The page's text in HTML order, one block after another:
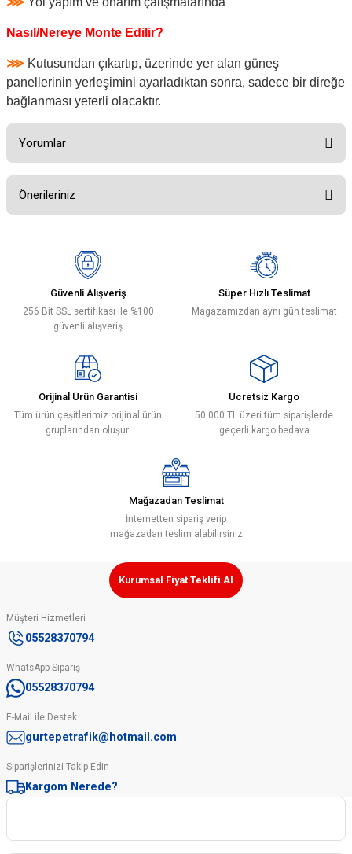
Nasıl/Nereye Monte Edilir?
⋙ Kutusundan çıkartıp, üzerinde yer alan güneş
panellerinin yerleşimini ayarladıktan sonra, sadece bir direğe
bağlanması yeterli olacaktır.
Yorumlar
Önerileriniz
Görüş ve önerileriniz için teşekkür ederiz.
Ürün resmi kalitesiz, bozuk veya görüntülenemiyor.
Ürün bilgilerinde hatalar bulunuyor.
Ürün fiyatı diğer sitelerden daha pahalı.
Bu ürüne benzer farklı alternatifler olmalı.
Gönder
Güvenli Alışveriş
256 Bit SSL sertifikası ile %100
güvenli alışveriş
Süper Hızlı Teslimat
Magazamızdan aynı gün teslimat
Orijinal Ürün Garantisi
Tüm ürün çeşitlerimiz orijinal ürün
gruplarından oluşur.
Ücretsiz Kargo
50.000 TL üzeri tüm siparişlerde
geçerli kargo bedava
Mağazadan Teslimat
İnternetten sipariş verip
mağazadan teslim alabilirsiniz
Müşteri Hizmetleri
05528370794
WhatsApp Sipariş
05528370794
E-Mail ile Destek
gurtepetrafik@hotmail.com
Siparişlerinizi Takip Edin
Kargom Nerede?
Kurumsal Fiyat Teklifi Al